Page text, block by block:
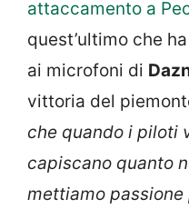
attaccamento a
quest’ultimo che
ai microfoni di
vittoria del
che quando i piloti
capiscano quanto
mettiamo